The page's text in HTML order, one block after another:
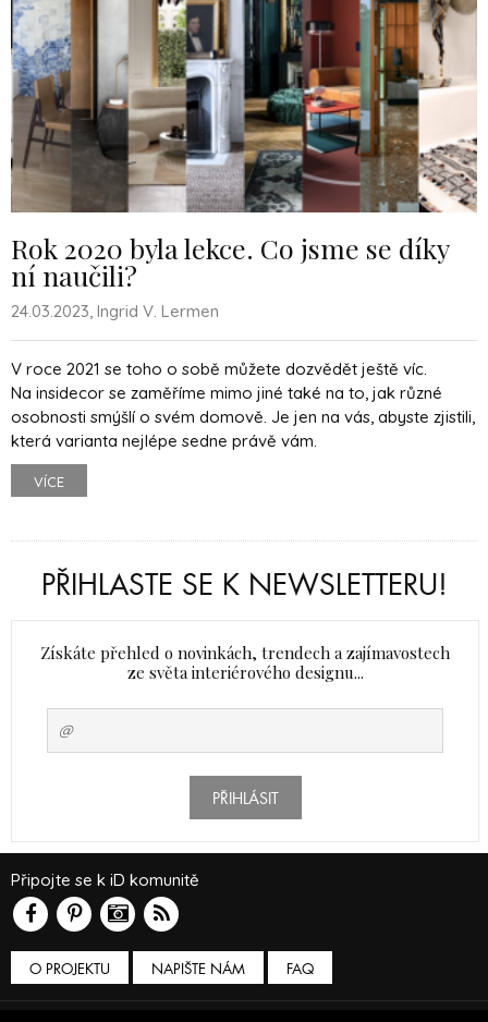
Rok 2020 byla lekce. Co jsme se díky
ní naučili?
24.03.2023, Ingrid V. Lermen
V roce 2021 se toho o sobě můžete dozvědět ještě víc.
Na insidecor se zaměříme mimo jiné také na to, jak různé
osobnosti smýšlí o svém domově. Je jen na vás, abyste zjistili,
která varianta nejlépe sedne právě vám.
VÍCE
PŘIHLASTE SE K NEWSLETTERU!
Získáte přehled o novinkách, trendech a zajímavostech
ze světa interiérového designu...
PŘIHLÁSIT
O PROJEKTU NAPIŠTE NÁM
Připojte se k iD komunitě
FAQ